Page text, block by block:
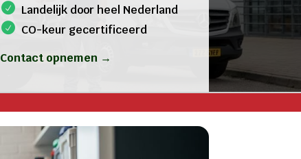
Landelijk door heel Nederland
CO-keur gecertificeerd
Contact opnemen →